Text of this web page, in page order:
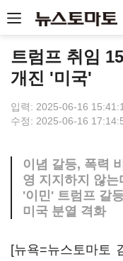
트럼프 취임
개진 '미국'
입력: 2025-06-16
수정: 2025-06-16
이념 갈등, 폭력
영 지지하지 않는
'이민' 트럼프 갈
미국 분열 격화
[뉴욕=뉴스토마토